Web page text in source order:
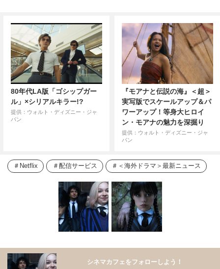
80年代LA版「ゴシップガー
ル」×シリアルキラー!?
提供：ウォルト・ディズニー・ジャ
パン
『モアナと伝説の海』＜超＞
実写版でスケールアップ＆パ
ワーアップ！等身大ヒロイ
ン・モアナの魅力を深掘り
提供：ウォルト・ディズニー・ジャ
パン
Netflix 配信サービス ＜海外ドラマ＞最新ニュース
シネマカフェをフォローしよう！